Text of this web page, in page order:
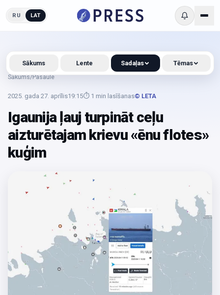
RU LAT
Sākums/Pasaule
2025. gada 27. aprīlis19:15⏱ 1 min lasīšanas© LETA
Igaunija ļauj turpināt ceļu
aizturētajam krievu «ēnu flotes»
kuģim
Sākums Lente Sadaļas Tēmas